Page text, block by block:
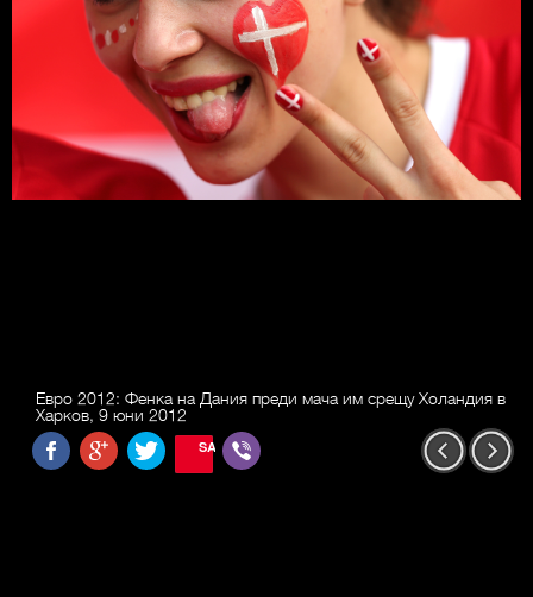
Евро 2012: Фенка на Дания преди мача им срещу Холандия в
Харков, 9 юни 2012
SAVE